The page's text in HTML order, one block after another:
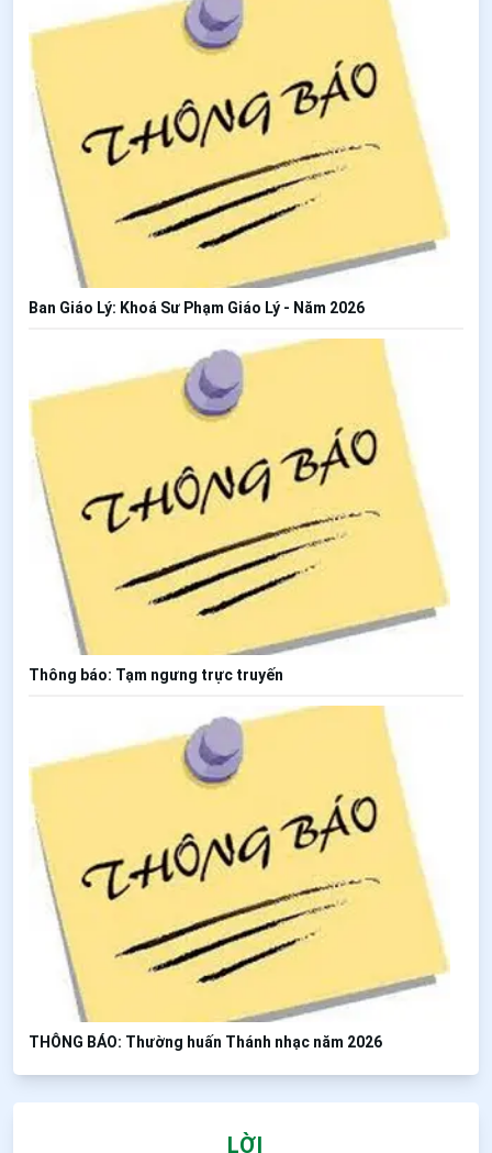
Ban Giáo Lý: Khoá Sư Phạm Giáo Lý - Năm 2026
Thông báo: Tạm ngưng trực truyến
THÔNG BÁO: Thường huấn Thánh nhạc năm 2026
LỜI